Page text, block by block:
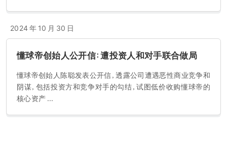
2024 年 10 月 30 日
懂球帝创始人公开信：遭投资人和对手联合做局
懂球帝创始人陈聪发表公开信，透露公司遭遇恶性商业竞争和
阴谋，包括投资方和竞争对手的勾结，试图低价收购懂球帝的
核心资产 ...